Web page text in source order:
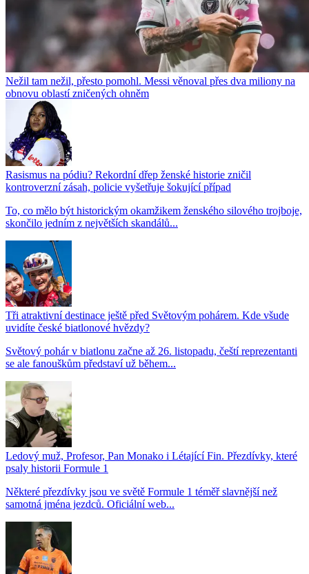
Nežil tam nežil, přesto pomohl. Messi věnoval přes dva miliony na
obnovu oblastí zničených ohněm
Rasismus na pódiu? Rekordní dřep ženské historie zničil
kontroverzní zásah, policie vyšetřuje šokující případ
To, co mělo být historickým okamžikem ženského silového trojboje,
skončilo jedním z největších skandálů...
Tři atraktivní destinace ještě před Světovým pohárem. Kde všude
uvidíte české biatlonové hvězdy?
Světový pohár v biatlonu začne až 26. listopadu, čeští reprezentanti
se ale fanouškům představí už během...
Ledový muž, Profesor, Pan Monako i Létající Fin. Přezdívky, které
psaly historii Formule 1
Některé přezdívky jsou ve světě Formule 1 téměř slavnější než
samotná jména jezdců. Oficiální web...